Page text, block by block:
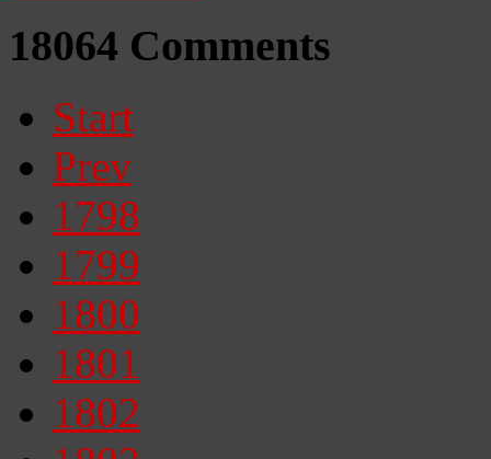
18064 Comments
Start
Prev
1798
1799
1800
1801
1802